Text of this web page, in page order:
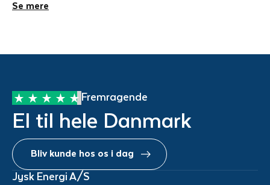
Se mere
Fremragende
El til hele Danmark
Bliv kunde hos os i dag
Jysk Energi A/S